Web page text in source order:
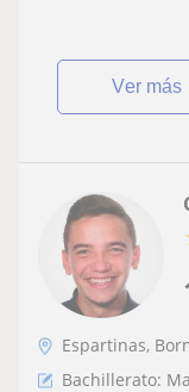
ver más
Espartinas,
Bachillerato: